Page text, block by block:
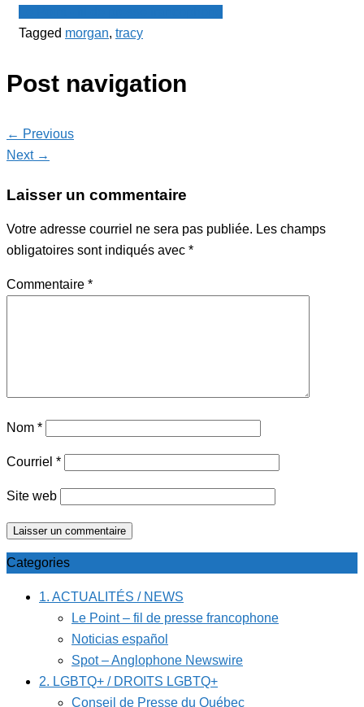
Tagged morgan, tracy
Post navigation
← Previous
Next →
Laisser un commentaire
Votre adresse courriel ne sera pas publiée. Les champs
obligatoires sont indiqués avec *
Commentaire *
Nom *
Courriel *
Site web
Categories
1. ACTUALITÉS / NEWS
Le Point – fil de presse francophone
Noticias español
Spot – Anglophone Newswire
2. LGBTQ+ / DROITS LGBTQ+
Conseil de Presse du Québec